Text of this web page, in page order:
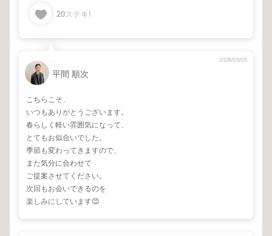
20ステキ!
平間 順次
2026/03/05
こちらこそ、
いつもありがとうございます。
春らしく軽い雰囲気になって、
とてもお似合いでした。
季節も変わってきますので、
また気分に合わせて
ご提案させてください。
次回もお会いできるのを
楽しみにしています😊